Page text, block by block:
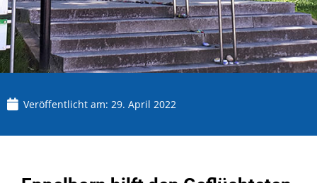
Veröffentlicht am: 29. April 2022